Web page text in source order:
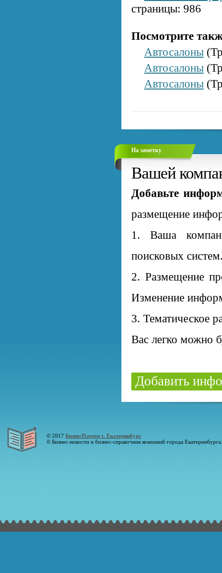
страницы: 986
Посмотрите
Автосалоны
Автосалоны
Автосалоны
На заметку
Вашей
Добавьте
размещение
1. Ваша
поисковых
2. Размещение
Изменение
3. Тематическое
Вас легко можно
Добавить
© 2017 БизнесПартер г. Екатеринбург
© Бизнес-новости и бизнес-справочник компаний города